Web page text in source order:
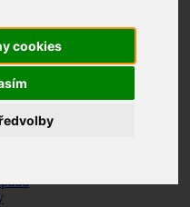
cookies